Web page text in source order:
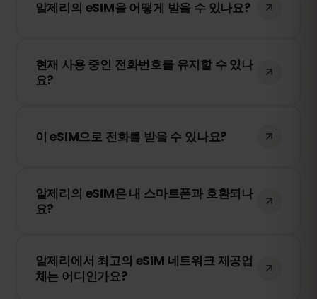
알제리의 eSIM을 어떻게 받을 수 있나요?
선택하고 안내에 따라 eSIM을 설치하세요.
현재 사용 중인 전화번호를 유지할 수 있나
요?
하지만 로밍 요금이 부과될 수 있으므로
이 eSIM으로 전화를 받을 수 있나요?
만 WhatsApp, FaceTime 또는 Skype와 같
은 앱을 사용하여 전화를 걸 수 있습니다.
알제리의 eSIM은 내 스마트폰과 호환되나
요?
하세요. 또한, 기기가 특정 통신사에 잠겨 있
지 않은지도 확인해야 합니다.
알제리에서 최고의 eSIM 네트워크 제공업
체는 어디인가요?